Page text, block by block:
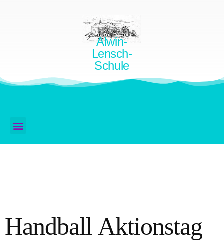
Alwin-
Lensch-
Schule
Handball Aktionstag